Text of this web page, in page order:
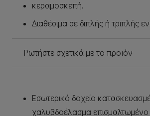
κεραμοσκεπή.
Διαθέσιμα σε διπλής ή τριπλής
Ρωτήστε σχετικά με το προϊόν
Εσωτερικό δοχείο
χαλυβδοέλασμα